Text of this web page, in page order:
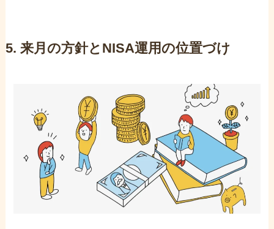
5. 来月の方針とNISA運用の位置づけ